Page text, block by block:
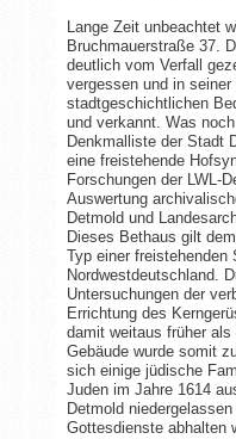
Lange Zeit unbeachtet
Bruchmauerstraße 37.
deutlich vom Verfall
vergessen und in seiner
stadtgeschichtlichen
und verkannt. Was
Denkmalliste der Stadt
eine freistehende
Forschungen der LWL-
Auswertung
Detmold und
Dieses Bethaus gilt
Typ einer freistehenden
Nordwestdeutschland.
Untersuchungen der
Errichtung des
damit weitaus früher
Gebäude wurde somit
sich einige jüdische
Juden im Jahre 1614
Detmold
Gottesdienste abhalten